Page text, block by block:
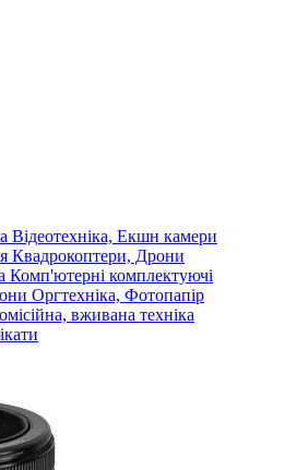
Відеотехніка, Екшн камери
Квадрокоптери, Дрони
Комп'ютерні комплектуючі
Оргтехніка, Фотопапір
вживана техніка